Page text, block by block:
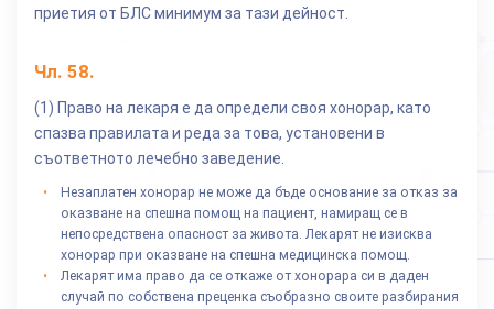
приетия от БЛС минимум за тази дейност.
Чл. 58.
(1) Право на лекаря е да определи своя хонорар, като
спазва правилата и реда за това, установени в
съответното лечебно заведение.
Незаплатен хонорар не може да бъде основание за отказ за
оказване на спешна помощ на пациент, намиращ се в
непосредствена опасност за живота. Лекарят не изисква
хонорар при оказване на спешна медицинска помощ.
Лекарят има право да се откаже от хонорара си в даден
случай по собствена преценка съобразно своите разбирания